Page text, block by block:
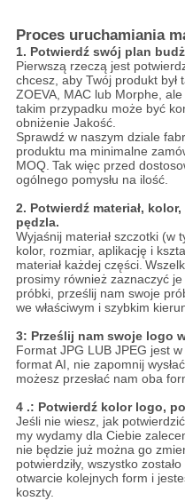
Proces uruchamiania
1. Potwierdź swój plan
Pierwszą rzeczą jest
chcesz, aby Twój produkt był
ZOEVA, MAC lub Morphe,
takim przypadku może być
obniżenie Jakość.
Sprawdź w naszym dziale
produktu ma minimalne
MOQ. Tak więc przed
ogólnego pomysłu na ilość.
2. Potwierdź materiał,
pędzla.
Wyjaśnij materiał szczotki (w
kolor, rozmiar, aplikację i
materiał każdej części.
prosimy również zaznaczyć
próbki, prześlij nam swoje
we właściwym i szybkim
3: Prześlij nam swoje logo
Format JPG LUB JPEG jest
format AI, nie zapomnij
możesz przesłać nam oba
4 .: Potwierdź kolor logo,
Jeśli nie wiesz, jak
my wydamy dla Ciebie
nie będzie już można go
potwierdziły, wszystko
otwarcie kolejnych form i
koszty.